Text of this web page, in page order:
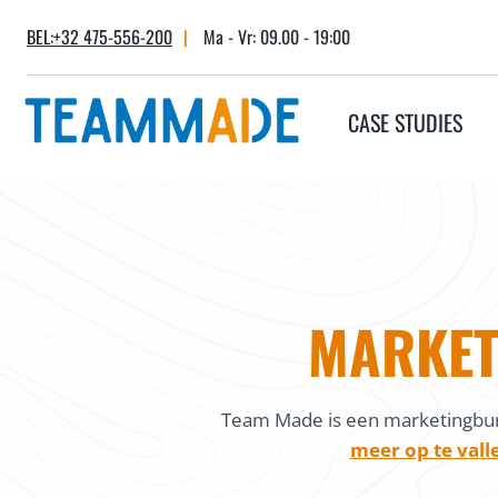
content
BEL:+32 475-556-200 | Ma - Vr: 09.00 - 19:00
CASE STUDIES
Team Made is een
meer op te